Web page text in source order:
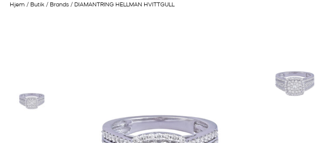
Hjem / Butik / Brands / DIAMANTRING HELLMAN HVITTGULL